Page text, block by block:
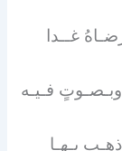
غــدا
وبـصـوتٍ فـيـه
بـهـا